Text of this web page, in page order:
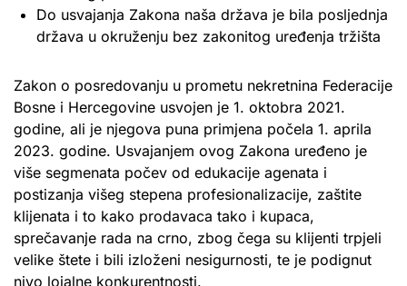
Do usvajanja Zakona naša država je bila posljednja
država u okruženju bez zakonitog uređenja tržišta
Zakon o posredovanju u prometu nekretnina Federacije
Bosne i Hercegovine usvojen je 1. oktobra 2021.
godine, ali je njegova puna primjena počela 1. aprila
2023. godine. Usvajanjem ovog Zakona uređeno je
više segmenata počev od edukacije agenata i
postizanja višeg stepena profesionalizacije, zaštite
klijenata i to kako prodavaca tako i kupaca,
sprečavanje rada na crno, zbog čega su klijenti trpjeli
velike štete i bili izloženi nesigurnosti, te je podignut
nivo lojalne konkurentnosti.